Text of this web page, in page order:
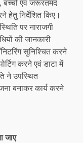
बच्चों एवं जरूरतमंद
हेतु निर्देशित किए।
पर नाराजगी
की जानकारी
सुनिश्चित करने
करने एवं डाटा में
ने उपस्थित
बनाकर कार्य करने
जाए